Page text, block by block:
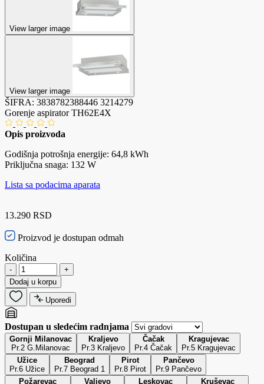
View larger image
View larger image
ŠIFRA: 3838782388446 3214279
Gorenje aspirator TH62E4X
Opis proizvoda
Godišnja potrošnja energije: 64,8 kWh
Priključna snaga: 132 W
Lista sa podacima aparata
13.290 RSD
Proizvod je dostupan odmah
Količina
-
+
Dodaj u korpu
Uporedi
Dostupan u sledećim radnjama
Gornji Milanovac
Pr.2 G.Milanovac
Kraljevo
Pr.3 Kraljevo
Čačak
Pr.4 Čačak
Kragujevac
Pr.5 Kragujevac
Užice
Pr.6 Užice
Beograd
Pr.7 Beograd 1
Pirot
Pr.8 Pirot
Pančevo
Pr.9 Pančevo
Požarevac
Valjevo Leskovac Kruševac